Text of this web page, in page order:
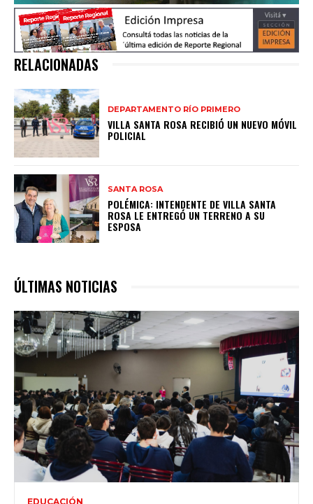
RELACIONADAS
DEPARTAMENTO RÍO PRIMERO
VILLA SANTA ROSA RECIBIÓ UN NUEVO MÓVIL
POLICIAL
SANTA ROSA
POLÉMICA: INTENDENTE DE VILLA SANTA
ROSA LE ENTREGÓ UN TERRENO A SU
ESPOSA
ÚLTIMAS NOTICIAS
EDUCACIÓN